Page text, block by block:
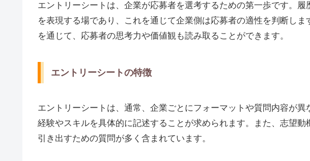
エントリーシートは、企業が応募者を選考するための第一歩です。
を表現する場であり、これを通じて企業側は応募者の適性を判断し
を通じて、応募者の思考力や価値観も読み取ることができます。
エントリーシートの特徴
エントリーシートは、通常、企業ごとにフォーマットや質問内容が
経験やスキルを具体的に記述することが求められます。また、志望
引き出すための質問が多く含まれています。